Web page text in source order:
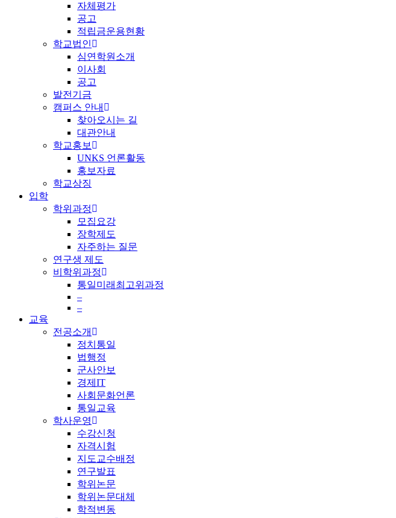
자체평가
공고
적립금운용현황
학교법인
심연학원소개
이사회
공고
발전기금
캠퍼스 안내
찾아오시는 길
대관안내
학교홍보
UNKS 언론활동
홍보자료
학교상징
입학
학위과정
모집요강
장학제도
자주하는 질문
연구생 제도
비학위과정
통일미래최고위과정
–
–
교육
전공소개
정치통일
법행정
군사안보
경제IT
사회문화언론
통일교육
학사운영
수강신청
자격시험
지도교수배정
연구발표
학위논문
학위논문대체
학적변동